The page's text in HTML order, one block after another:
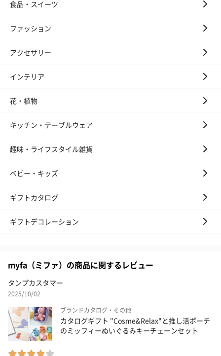
食品・スイーツ
ファッション
アクセサリー
インテリア
花・植物
キッチン・テーブルウェア
趣味・ライフスタイル雑貨
ベビー・キッズ
ギフトカタログ
ギフトデコレーション
myfa（ミファ）の商品に関するレビュー
タンプカスタマー
2025/10/02
ブランドカタログ・その他
カタログギフト "Cosme&Relax"と推し活ポーチ
のミッフィーぬいぐるみキーチェーンセット